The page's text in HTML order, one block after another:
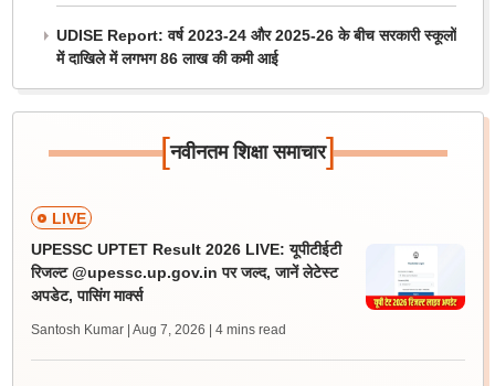
UDISE Report: वर्ष 2023-24 और 2025-26 के बीच सरकारी स्कूलों
में दाखिले में लगभग 86 लाख की कमी आई
[नवीनतम शिक्षा समाचार]
LIVE
UPESSC UPTET Result 2026 LIVE: यूपीटीईटी
रिजल्ट @upessc.up.gov.in पर जल्द, जानें लेटेस्ट
अपडेट, पासिंग मार्क्स
Santosh Kumar | Aug 7, 2026 | 4 mins read